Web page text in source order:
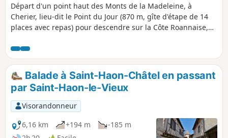
Départ d'un point haut des Monts de la Madeleine, à
Cherier, lieu-dit le Point du Jour (870 m, gîte d'étape de 14
places avec repas) pour descendre sur la Côte Roannaise,
médiéval de Saint-Haon-le-Châtel (gîte d'étape 14 places
avec repas). Circuit donnant la priorité aux petits chemins
sans circulation de véhicules à moteur et aux beaux points
de vue sur la plaine roannaise.
Balade à Saint-Haon-Châtel en passant
par Saint-Haon-le-Vieux
Visorandonneur
6,16 km
+194 m
-185 m